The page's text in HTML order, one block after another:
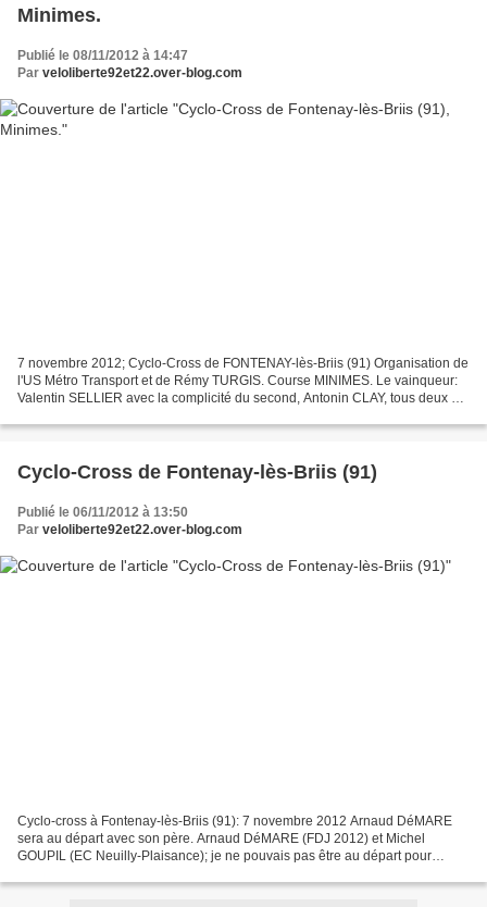
Minimes.
Publié le 08/11/2012 à 14:47
Par veloliberte92et22.over-blog.com
7 novembre 2012; Cyclo-Cross de FONTENAY-lès-Briis (91) Organisation de
l'US Métro Transport et de Rémy TURGIS. Course MINIMES. Le vainqueur:
Valentin SELLIER avec la complicité du second, Antonin CLAY, tous deux du
Cyclo-Cross de Fontenay-lès-Briis (91)
Publié le 06/11/2012 à 13:50
Par veloliberte92et22.over-blog.com
Cyclo-cross à Fontenay-lès-Briis (91): 7 novembre 2012 Arnaud DéMARE
sera au départ avec son père. Arnaud DéMARE (FDJ 2012) et Michel
GOUPIL (EC Neuilly-Plaisance); je ne pouvais pas être au départ pour